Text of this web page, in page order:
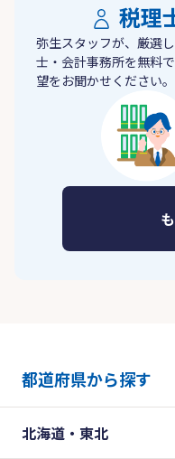
税理
弥生スタッフが、厳選
士・会計事務所を無料
望をお聞かせください。
都道府県から探す
北海道・東北